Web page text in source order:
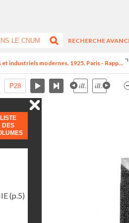
RECHERCHE
industriels modernes. 1925. Paris - Rapp...
LISTE
DES
(p.5)